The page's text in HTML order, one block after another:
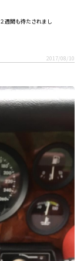
週間も待たされまし
2017/08/10